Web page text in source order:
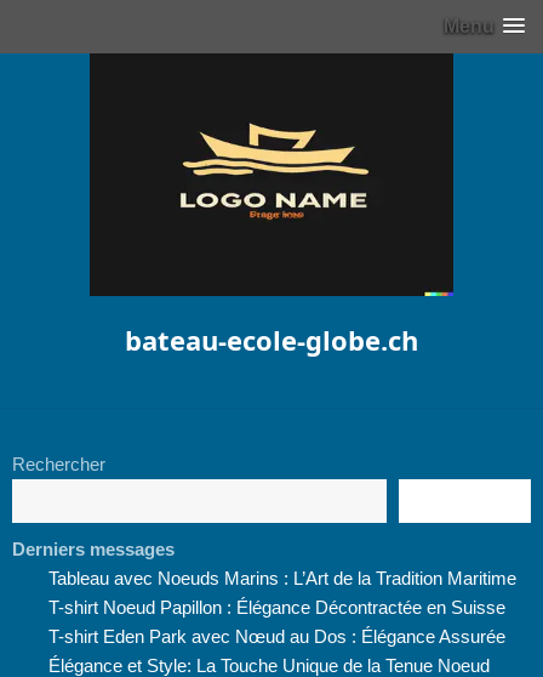
Menu
bateau-ecole-globe.ch
Rechercher
Derniers messages
Tableau avec Noeuds Marins : L’Art de la Tradition Maritime
T-shirt Noeud Papillon : Élégance Décontractée en Suisse
T-shirt Eden Park avec Nœud au Dos : Élégance Assurée
Élégance et Style: La Touche Unique de la Tenue Noeud